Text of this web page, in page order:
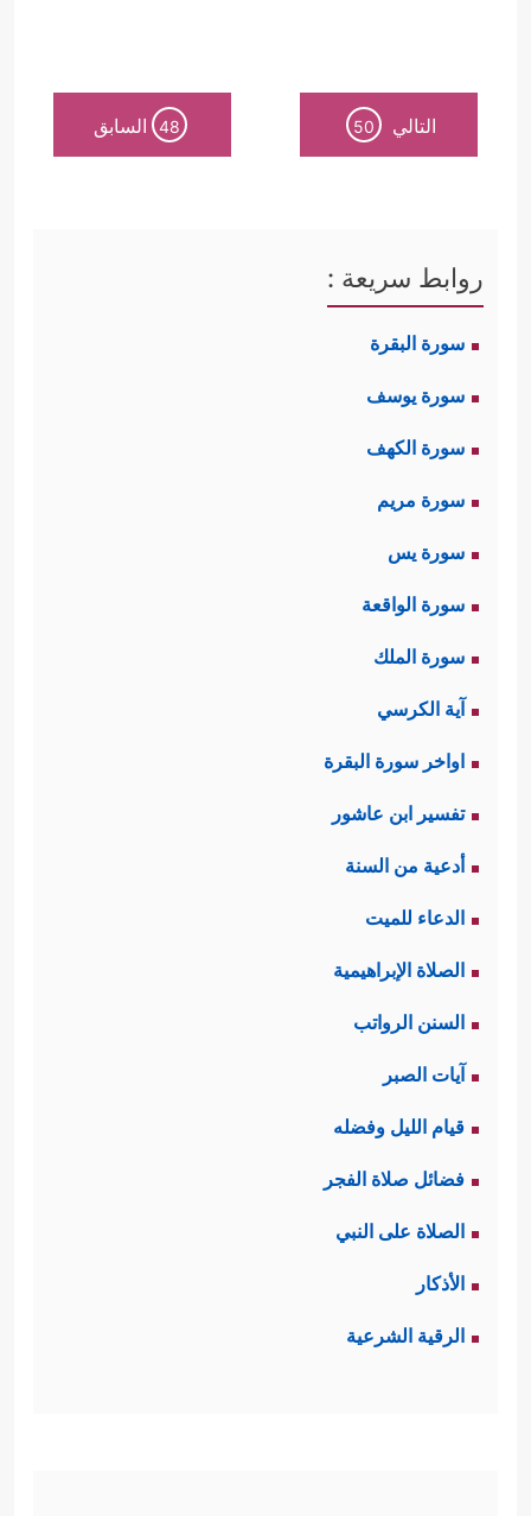
التالي 50
48 السابق
روابط سريعة :
سورة البقرة
سورة يوسف
سورة الكهف
سورة مريم
سورة يس
سورة الواقعة
سورة الملك
آية الكرسي
اواخر سورة البقرة
تفسير ابن عاشور
أدعية من السنة
الدعاء للميت
الصلاة الإبراهيمية
السنن الرواتب
آيات الصبر
قيام الليل وفضله
فضائل صلاة الفجر
الصلاة على النبي
الأذكار
الرقية الشرعية